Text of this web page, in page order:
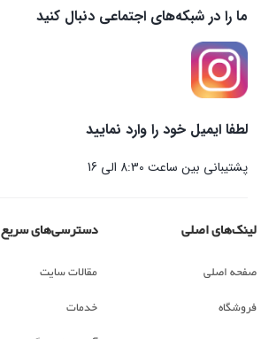
ما را در شبکه‌های اجتماعی دنبال کنید
لطفا ایمیل خود را وارد نمایید
پشتیبانی بین ساعت 8:30 الی 16
لینک‌های اصلی
صفحه اصلی
فروشگاه
دسترسی‌های سریع
مقالات سایت
خدمات